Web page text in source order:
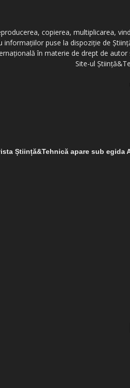
copierea, multiplicarea,
informațiilor puse la dispoziție de
în materie de drept de
Site-ul
Știință&Tehnică apare sub egida